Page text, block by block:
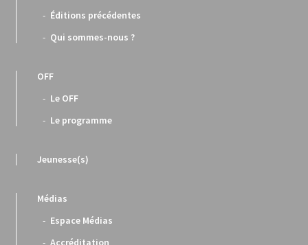
Éditions précédentes
Qui sommes-nous ?
OFF
Le OFF
Le programme
Jeunesse(s)
Médias
Espace Médias
Accréditation